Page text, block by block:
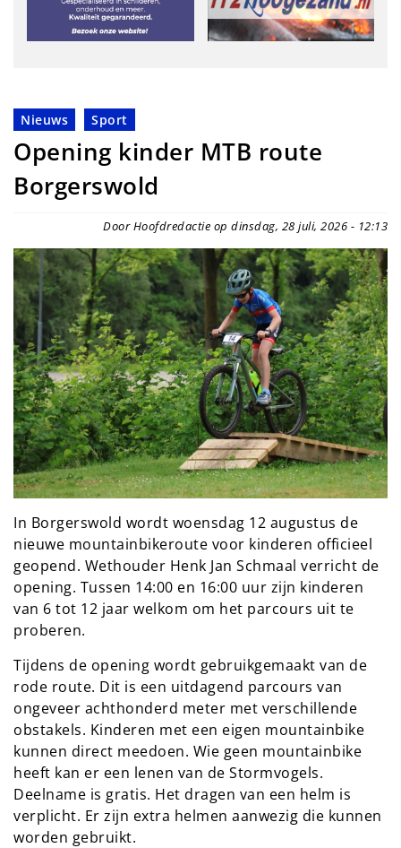
Nieuws Sport
Opening kinder MTB route
Borgerswold
Door Hoofdredactie op dinsdag, 28 juli, 2026 - 12:13
In Borgerswold wordt woensdag 12 augustus de
nieuwe mountainbikeroute voor kinderen officieel
geopend. Wethouder Henk Jan Schmaal verricht de
opening. Tussen 14:00 en 16:00 uur zijn kinderen
van 6 tot 12 jaar welkom om het parcours uit te
proberen.
Tijdens de opening wordt gebruikgemaakt van de
rode route. Dit is een uitdagend parcours van
ongeveer achthonderd meter met verschillende
obstakels. Kinderen met een eigen mountainbike
kunnen direct meedoen. Wie geen mountainbike
heeft kan er een lenen van de Stormvogels.
Deelname is gratis. Het dragen van een helm is
verplicht. Er zijn extra helmen aanwezig die kunnen
worden gebruikt.